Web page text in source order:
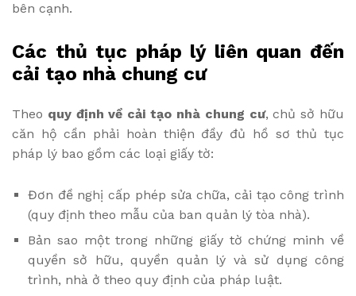
bên cạnh.
Các thủ tục pháp lý liên quan đến
cải tạo nhà chung cư
Theo quy định về cải tạo nhà chung cư, chủ sở hữu
căn hộ cần phải hoàn thiện đầy đủ hồ sơ thủ tục
pháp lý bao gồm các loại giấy tờ:
Đơn đề nghị cấp phép sửa chữa, cải tạo công trình
(quy định theo mẫu của ban quản lý tòa nhà).
Bản sao một trong những giấy tờ chứng minh về
quyền sở hữu, quyền quản lý và sử dụng công
trình, nhà ở theo quy định của pháp luật.